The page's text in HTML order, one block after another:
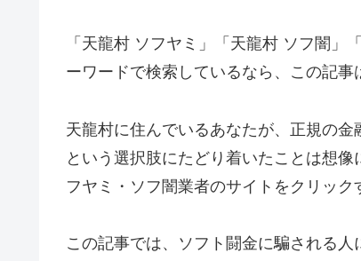
「天龍村 ソフヤミ」「天龍村 ソフ闇
ーワードで検索しているなら、この記事
天龍村に住んでいるあなたが、正規の
という選択肢にたどり着いたことは想
フヤミ・ソフ闇業者のサイトをクリック
この記事では、ソフト闘金に騙される